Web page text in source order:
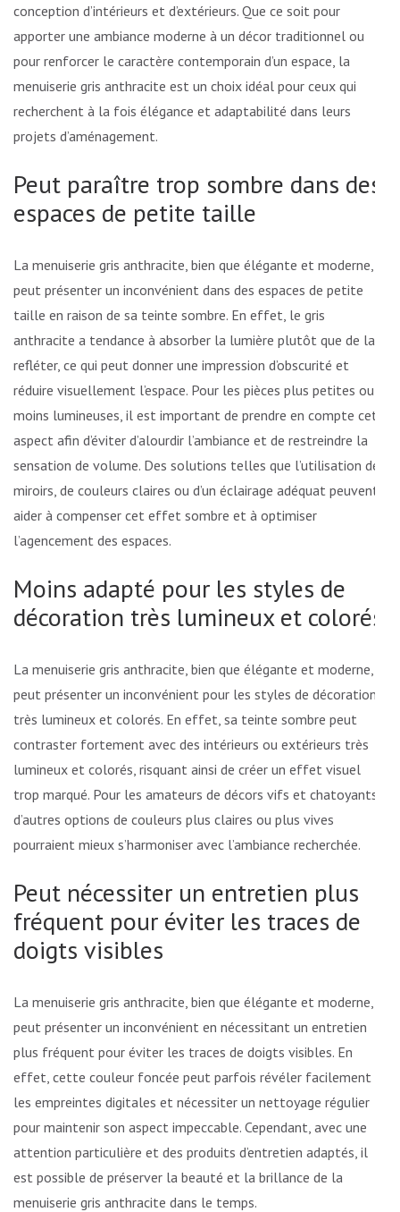
conception d’intérieurs et d’extérieurs. Que ce soit pour
apporter une ambiance moderne à un décor traditionnel ou
pour renforcer le caractère contemporain d’un espace, la
menuiserie gris anthracite est un choix idéal pour ceux qui
recherchent à la fois élégance et adaptabilité dans leurs
projets d’aménagement.
Peut paraître trop sombre dans des
espaces de petite taille
La menuiserie gris anthracite, bien que élégante et moderne,
peut présenter un inconvénient dans des espaces de petite
taille en raison de sa teinte sombre. En effet, le gris
anthracite a tendance à absorber la lumière plutôt que de la
refléter, ce qui peut donner une impression d’obscurité et
réduire visuellement l’espace. Pour les pièces plus petites ou
moins lumineuses, il est important de prendre en compte cet
aspect afin d’éviter d’alourdir l’ambiance et de restreindre la
sensation de volume. Des solutions telles que l’utilisation de
miroirs, de couleurs claires ou d’un éclairage adéquat peuvent
aider à compenser cet effet sombre et à optimiser
l’agencement des espaces.
Moins adapté pour les styles de
décoration très lumineux et colorés
La menuiserie gris anthracite, bien que élégante et moderne,
peut présenter un inconvénient pour les styles de décoration
très lumineux et colorés. En effet, sa teinte sombre peut
contraster fortement avec des intérieurs ou extérieurs très
lumineux et colorés, risquant ainsi de créer un effet visuel
trop marqué. Pour les amateurs de décors vifs et chatoyants,
d’autres options de couleurs plus claires ou plus vives
pourraient mieux s’harmoniser avec l’ambiance recherchée.
Peut nécessiter un entretien plus
fréquent pour éviter les traces de
doigts visibles
La menuiserie gris anthracite, bien que élégante et moderne,
peut présenter un inconvénient en nécessitant un entretien
plus fréquent pour éviter les traces de doigts visibles. En
effet, cette couleur foncée peut parfois révéler facilement
les empreintes digitales et nécessiter un nettoyage régulier
pour maintenir son aspect impeccable. Cependant, avec une
attention particulière et des produits d’entretien adaptés, il
est possible de préserver la beauté et la brillance de la
menuiserie gris anthracite dans le temps.